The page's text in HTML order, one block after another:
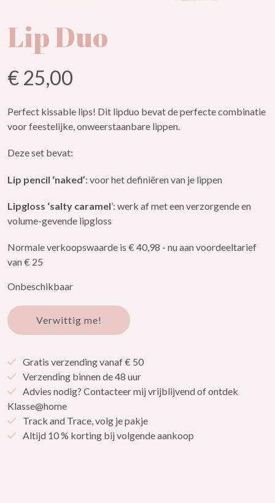
Lip Duo
€ 25,00
Perfect kissable lips! Dit lipduo bevat de perfecte combinatie
voor feestelijke, onweerstaanbare lippen.
Deze set bevat:
Lip pencil ‘naked’: voor het definiëren van je lippen
Lipgloss ‘salty caramel’: werk af met een verzorgende en
volume-gevende lipgloss
Normale verkoopswaarde is € 40,98 - nu aan voordeeltarief
van € 25
Onbeschikbaar
Verwittig me!
Gratis verzending vanaf € 50
Verzending binnen de 48 uur
Advies nodig? Contacteer mij vrijblijvend of ontdek
Klasse@home
Track and Trace, volg je pakje
Altijd 10 % korting bij volgende aankoop